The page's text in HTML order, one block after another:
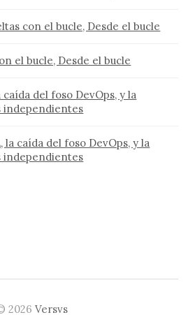
con el bucle, Desde el bucle
el bucle, Desde el bucle
caída del foso DevOps, y la
independientes
la caída del foso DevOps, y la
independientes
2026 Versvs